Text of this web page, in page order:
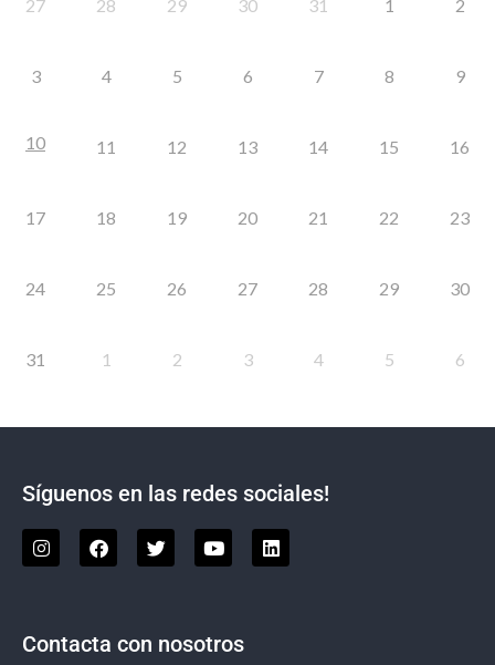
27 28 29 30 31 1 2
3 4 5 6 7 8 9
10 11 12 13 14 15 16
17 18 19 20 21 22 23
24 25 26 27 28 29 30
31 1 2 3 4 5 6
Síguenos en las redes sociales!
Contacta con nosotros